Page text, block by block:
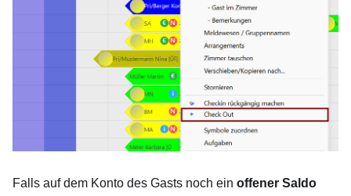
Falls auf dem Konto des Gasts noch ein offener Saldo